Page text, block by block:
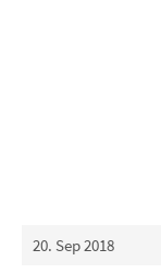
20. Sep 2018